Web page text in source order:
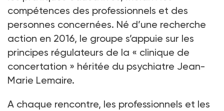
compétences des professionnels et des
personnes concernées. Né d’une recherche
action en 2016, le groupe s’appuie sur les
principes régulateurs de la « clinique de
concertation » héritée du psychiatre Jean-
Marie Lemaire.
A chaque rencontre, les professionnels et les